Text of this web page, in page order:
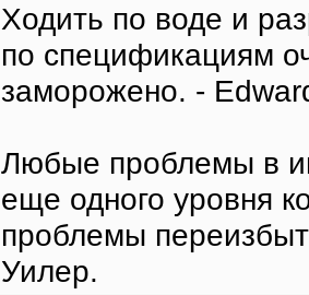
Ходить по воде и
по спецификациям
заморожено. -
Любые проблемы в
еще одного уровня
проблемы
Уилер.